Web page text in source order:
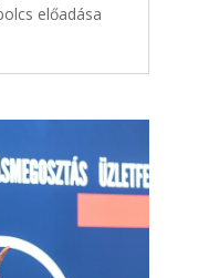
előadása